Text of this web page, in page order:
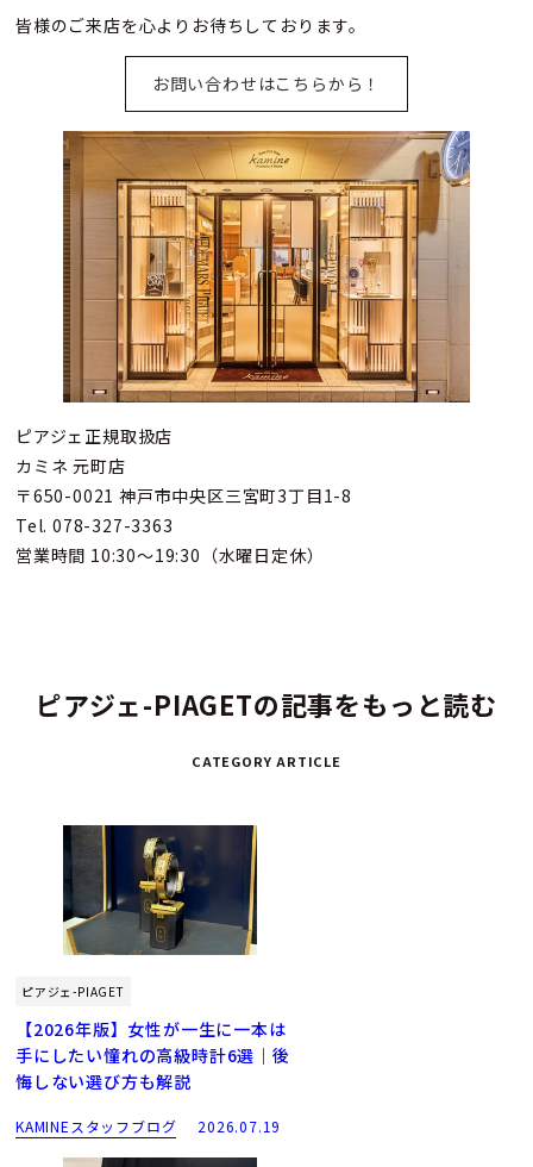
皆様のご来店を心よりお待ちしております。
お問い合わせはこちらから！
ピアジェ正規取扱店
カミネ 元町店
〒650-0021 神戸市中央区三宮町3丁目1-8
Tel. 078-327-3363
営業時間 10:30～19:30（水曜日定休）
ピアジェ-PIAGETの記事をもっと読む
CATEGORY ARTICLE
ピアジェ-PIAGET
【2026年版】女性が一生に一本は
手にしたい憧れの高級時計6選｜後
悔しない選び方も解説
KAMINEスタッフブログ 2026.07.19